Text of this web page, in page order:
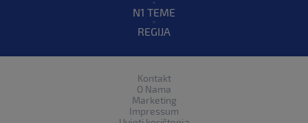
N1 TEME
REGIJA
Kontakt
O Nama
Marketing
Impressum